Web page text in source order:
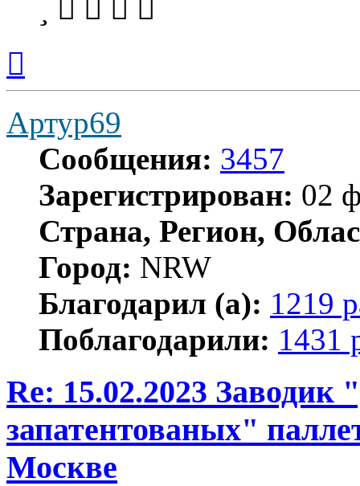
началу
Артур69
Сообщения: 3457
Зарегистрирован: 02
Страна, Регион,
Город: NRW
Благодарил (а): 1219
Поблагодарили: 1431
Re: 15.02.2023 Заводик
запатентованых"
Москве